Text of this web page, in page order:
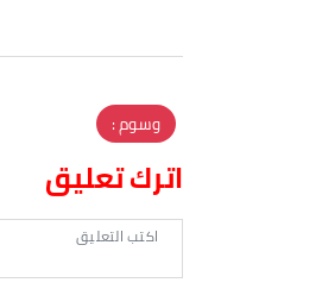
وسوم :
اترك تعليق